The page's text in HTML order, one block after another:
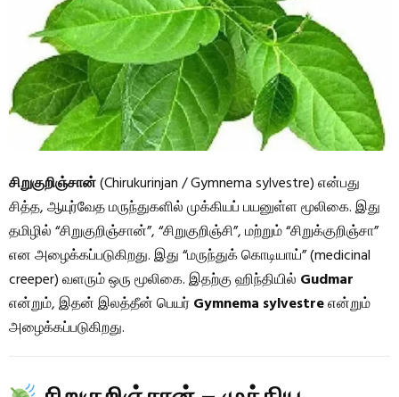
சிறுகுறிஞ்சான்(Chirukurinjan / Gymnema sylvestre) என்பது
சித்த, ஆயுர்வேத மருந்துகளில் முக்கியப் பயனுள்ள மூலிகை. இது
தமிழில் “சிறுகுறிஞ்சான்”, “சிறுகுறிஞ்சி”, மற்றும் “சிறுக்குறிஞ்சா”
என அழைக்கப்படுகிறது. இது “மருந்துக் கொடியாய்” (medicinal
creeper) வளரும் ஒரு மூலிகை. இதற்கு ஹிந்தியில் Gudmar
என்றும், இதன் இலத்தீன் பெயர்Gymnema sylvestreஎன்றும்
அழைக்கப்படுகிறது.